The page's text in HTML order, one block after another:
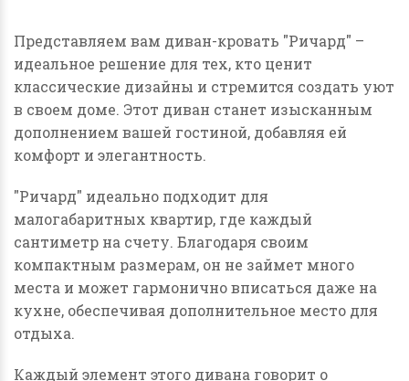
Представляем вам диван-кровать "Ричард" –
идеальное решение для тех, кто ценит
классические дизайны и стремится создать уют
в своем доме. Этот диван станет изысканным
дополнением вашей гостиной, добавляя ей
комфорт и элегантность.
"Ричард" идеально подходит для
малогабаритных квартир, где каждый
сантиметр на счету. Благодаря своим
компактным размерам, он не займет много
места и может гармонично вписаться даже на
кухне, обеспечивая дополнительное место для
отдыха.
Каждый элемент этого дивана говорит о